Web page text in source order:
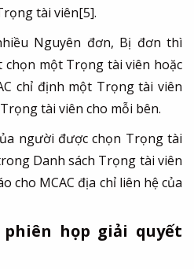
tài viên[5].
Nguyên đơn, Bị đơn thì
một Trọng tài viên hoặc
chỉ định một Trọng tài viên
tài viên cho mỗi bên.
người được chọn Trọng tài
Danh sách Trọng tài viên
cho MCAC địa chỉ liên hệ của
phiên họp giải quyết